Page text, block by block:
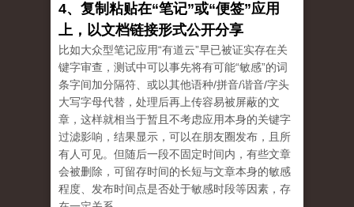
4、复制粘贴在“笔记”或“便签”应用
上，以文档链接形式公开分享
比如大众型笔记应用“有道云”早已被证实存在关
键字审查，测试中可以事先将有可能“敏感”的词
条字间加分隔符、或以其他语种/拼音/谐音/字头
大写字母代替，处理后再上传容易被屏蔽的文
章，这样就相当于暂且不考虑应用本身的关键字
过滤影响，结果显示，可以在朋友圈发布，且所
有人可见。但随后一段不固定时间内，有些文章
会被删除，可留存时间的长短与文章本身的敏感
程度、发布时间点是否处于敏感时段等因素，存